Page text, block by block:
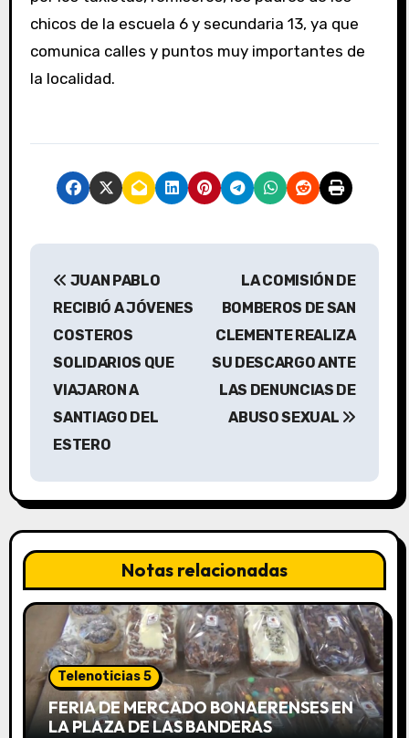
chicos de la escuela 6 y secundaria 13, ya que
comunica calles y puntos muy importantes de
la localidad.
N
c
i
ó
n
e
e
JUAN PABLO
RECIBIÓ A JÓVENES
COSTEROS
SOLIDARIOS QUE
VIAJARON A
SANTIAGO DEL
ESTERO
LA COMISIÓN DE
BOMBEROS DE SAN
CLEMENTE REALIZA
SU DESCARGO ANTE
LAS DENUNCIAS DE
ABUSO SEXUAL
Notas relacionadas
Telenoticias 5
FERIA DE MERCADO BONAERENSES EN
LA PLAZA DE LAS BANDERAS